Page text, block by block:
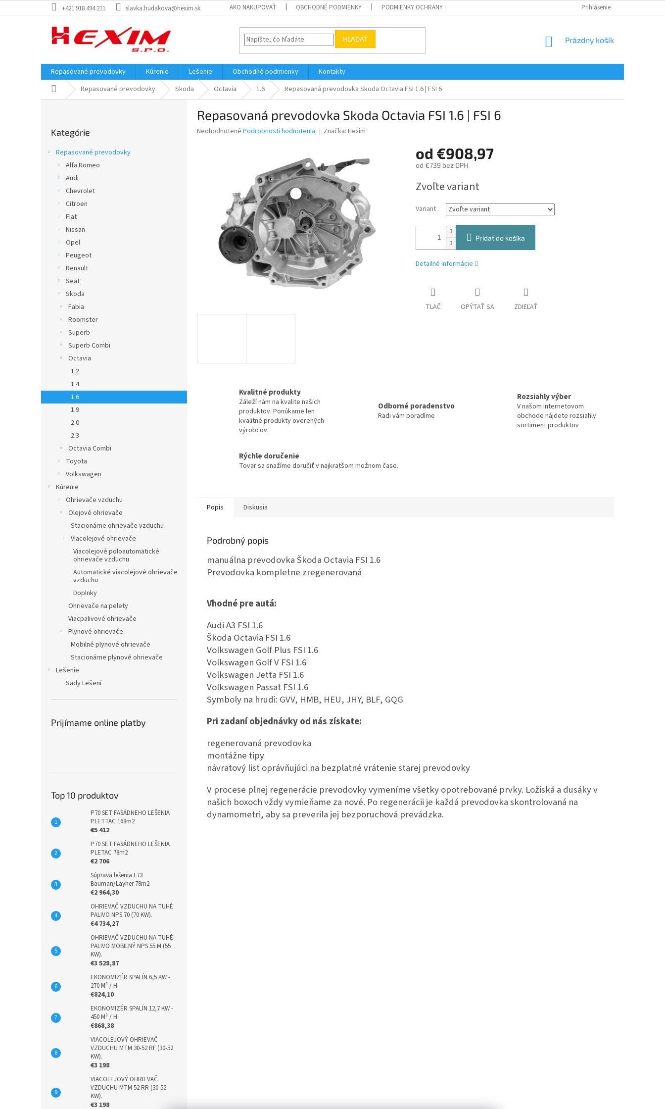
na
+421 918 494 211 slavka.hudakova@hexim.sk AKO NAKUPOVAŤ OBCHODNÉ PODMIENKY PODMIENKY OCHRANY OSOBNÝCH ÚDAJOV Prihlásenie
HĽADAŤ
NÁKUPNÝ
Prázdny košík
Repasované prevodovky Kúrenie Lešenie Obchodné podmienky
Kontakty
DomovRepasované prevodovky Skoda Octavia 1.6 Repasovaná prevodovka Skoda Octavia FSI 1.6 | FSI 6
kategórie
Kategórie
Repasované prevodovky
Alfa Romeo
Audi
Chevrolet
Citroen
Fiat
Nissan
Opel
Peugeot
Renault
Seat
Skoda
Fabia
Roomster
Superb
Superb Combi
Octavia
1.2
1.4
1.6
1.9
2.0
2.3
Octavia Combi
Toyota
Volkswagen
Kúrenie
Ohrievače vzduchu
Olejové ohrievače
Stacionárne ohrievače vzduchu
Viacolejové ohrievače
Viacolejové poloautomatické
ohrievače vzduchu
Automatické viacolejové ohrievače
vzduchu
Doplnky
Ohrievače na pelety
Viacpalivové ohrievače
Plynové ohrievače
Mobilné plynové ohrievače
Stacionárne plynové ohrievače
Lešenie
Sady Lešení
Prijímame online platby
Top 10 produktov
P70 SET FASÁDNEHO LEŠENIA
PLETTAC 168m2
€5 412
P70 SET FASÁDNEHO LEŠENIA
PLETAC 78m2
€2 706
Súprava lešenia L73
Bauman/Layher 78m2
€2 964,30
OHRIEVAČ VZDUCHU NA TUHÉ
PALIVO NPS 70 (70 KW).
€4 734,27
OHRIEVAČ VZDUCHU NA TUHÉ
PALIVO MOBILNÝ NPS 55 M (55
KW).
€3 528,87
EKONOMIZÉR SPALÍN 6,5 KW -
270 M³ / H
€824,10
EKONOMIZÉR SPALÍN 12,7 KW -
450 M³ / H
€868,38
VIACOLEJOVÝ OHRIEVAČ
VZDUCHU MTM 30-52 RF (30-52
KW).
€3 198
VIACOLEJOVÝ OHRIEVAČ
VZDUCHU MTM 52 RR (30-52
KW).
€3 198
Repasovaná prevodovka Skoda Octavia FSI 1.6 | FSI 6
Priemerné
Neohodnotené Podrobnosti hodnotenia Značka: Hexim
od €908,97
od €739 bez DPH
cena:
Zvoľte variant
Variant
Pridať do košíka
Detailné informácie
TLAČ OPÝTAŤ SA ZDIEĽAŤ
Kvalitné produkty
Záleží nám na kvalite našich
produktov. Ponúkame len
kvalitné produkty overených
výrobcov.
Odborné poradenstvo
Radi vám poradíme
Rozsiahly výber
V našom internetovom
obchode nájdete rozsiahly
sortiment produktov
Rýchle doručenie
Tovar sa snažíme doručiť v najkratšom možnom čase.
Popis Diskusia
Podrobný popis
manuálna prevodovka Škoda Octavia FSI 1.6
Prevodovka kompletne zregenerovaná
Vhodné pre autá:
Audi A3 FSI 1.6
Škoda Octavia FSI 1.6
Volkswagen Golf Plus FSI 1.6
Volkswagen Golf V FSI 1.6
Volkswagen Jetta FSI 1.6
Volkswagen Passat FSI 1.6
Symboly na hrudi: GVV, HMB, HEU, JHY, BLF, GQG
Pri zadaní objednávky od nás získate:
regenerovaná prevodovka
montážne tipy
návratový list oprávňujúci na bezplatné vrátenie starej prevodovky
V procese plnej regenerácie prevodovky vymeníme všetky opotrebované prvky. Ložiská a dusáky v
našich boxoch vždy vymieňame za nové. Po regenerácii je každá prevodovka skontrolovaná na
dynamometri, aby sa preverila jej bezporuchová prevádzka.